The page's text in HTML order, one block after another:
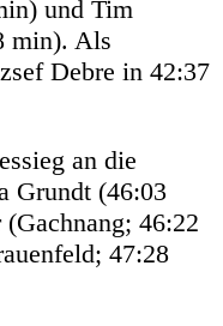
und Tim
min). Als
Debre in 42:37
an die
Grundt (46:03
46:22
47:28